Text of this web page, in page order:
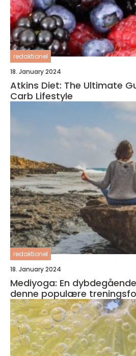
redaktionel
18. January 2024
Atkins Diet: The Ultimate
Carb Lifestyle
redaktionel
18. January 2024
Mediyoga: En
denne populære